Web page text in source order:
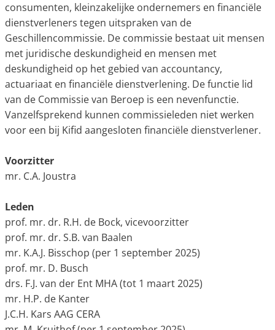
consumenten, kleinzakelijke ondernemers en financiële
dienstverleners tegen uitspraken van de
Geschillencommissie. De commissie bestaat uit mensen
met juridische deskundigheid en mensen met
deskundigheid op het gebied van accountancy,
actuariaat en financiële dienstverlening. De functie lid
van de Commissie van Beroep is een nevenfunctie.
Vanzelfsprekend kunnen commissieleden niet werken
voor een bij Kifid aangesloten financiële dienstverlener.
Voorzitter
mr. C.A. Joustra
Leden
prof. mr. dr. R.H. de Bock, vicevoorzitter
prof. mr. dr. S.B. van Baalen
mr. K.A.J. Bisschop (per 1 september 2025)
prof. mr. D. Busch
drs. F.J. van der Ent MHA (tot 1 maart 2025)
mr. H.P. de Kanter
J.C.H. Kars AAG CERA